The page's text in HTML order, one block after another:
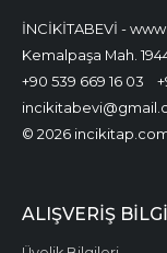
İNCİKİTABEVİ -
Kemalpaşa Mah.
+90 539 669 16 03
© 2026
ALIŞVERİŞ